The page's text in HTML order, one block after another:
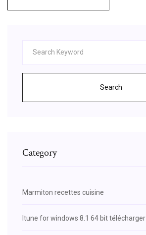
Search
Category
Marmiton recettes cuisine
Itune for windows 8.1 64 bit télécharger